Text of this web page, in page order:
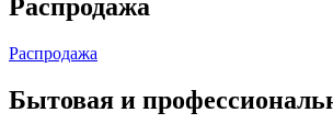
Распродажа
Распродажа
Бытовая и